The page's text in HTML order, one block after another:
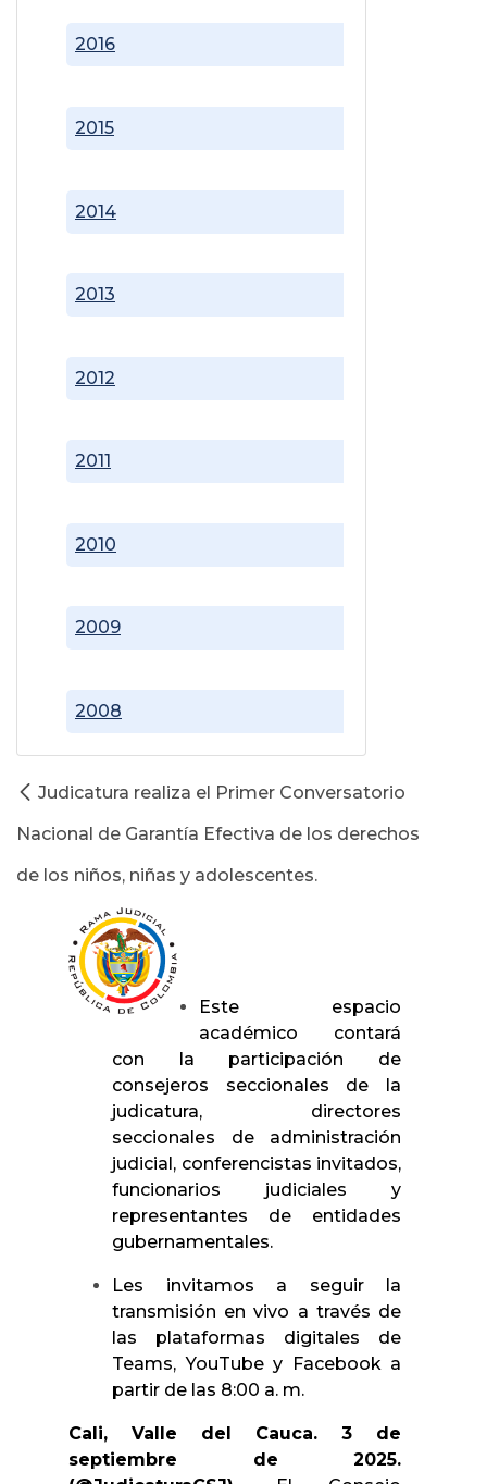
2008
2009
2010
2011
2012
2013
2014
2015
2016
Judicatura realiza el Primer Conversatorio
Nacional de Garantía Efectiva de los derechos
de los niños, niñas y adolescentes.
Este espacio
académico contará
con la participación de
consejeros seccionales de la
judicatura, directores
seccionales de administración
judicial, conferencistas invitados,
funcionarios judiciales y
representantes de entidades
gubernamentales.
Les invitamos a seguir la
transmisión en vivo a través de
las plataformas digitales de
Teams, YouTube y Facebook a
partir de las 8:00 a. m.
Cali, Valle del Cauca. 3 de
septiembre de 2025.